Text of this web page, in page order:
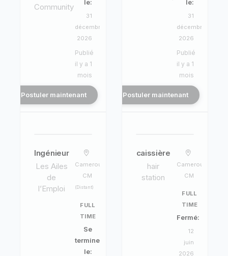
Community
le:
31
décembre
2026
Publié
il y a 1
mois
Postuler maintenant
le:
31
décembre
2026
Publié
il y a 1
mois
Postuler maintenant
Ingénieur
Les Ailes
de
l’Emploi
Cameroun,
CM
(Distant)
FULL
TIME
Se
termine
le:
caissière
hair
station
Cameroun,
CM
FULL
TIME
Fermé:
12
juin
2026